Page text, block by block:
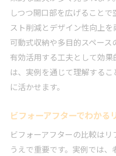
しつつ開口部を広げること
スト削減とデザイン性向上を
可動式収納や多目的スペー
有効活用する工夫として効
は、実例を通じて理解する
に活かせます。
ビフォーアフターでわかる
ビフォーアフターの比較は
うえで重要です。実例では